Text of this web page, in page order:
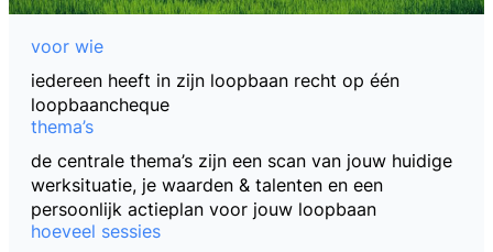
voor wie
iedereen heeft in zijn loopbaan recht op één
loopbaancheque
thema’s
de centrale thema’s zijn een scan van jouw huidige
werksituatie, je waarden & talenten en een
persoonlijk actieplan voor jouw loopbaan
hoeveel sessies